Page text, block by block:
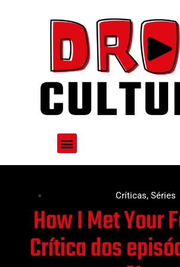
Críticas, Séries
How I Met Your
Crítica dos